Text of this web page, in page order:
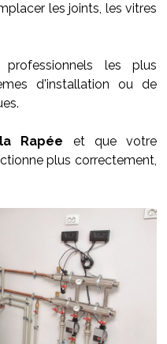
les joints, les vitres
les plus
d'installation ou de
Rapée et que votre
plus correctement,